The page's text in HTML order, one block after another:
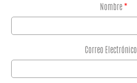
Nombre *
Correo Electrónico